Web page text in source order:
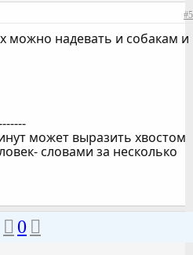
#5
можно надевать и собакам и
может выразить хвостом
словами за несколько
0